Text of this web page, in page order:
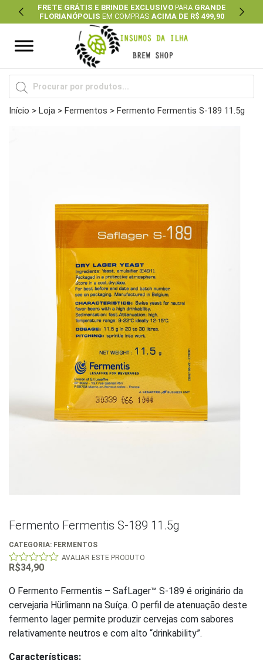
FRETE GRÁTIS E BRINDE EXCLUSIVOPARA GRANDE
FLORIANÓPOLIS EM COMPRAS ACIMA DE R$ 499,90
Previous Next
Pesquisar
produtos
Início > Loja > Fermentos > Fermento Fermentis S-189 11.5g
Fermento Fermentis S-189 11.5g
CATEGORIA: FERMENTOS
0
of
5
AVALIAR ESTE PRODUTO
R$34,90
O Fermento Fermentis – SafLager™ S-189 é originário da
cervejaria Hürlimann na Suíça. O perfil de atenuação deste
fermento lager permite produzir cervejas com sabores
relativamente neutros e com alto “drinkability”.
Características: